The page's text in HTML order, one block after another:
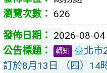
626
2026-08-04
轉知
臺北市
訂於8月13日 （四）14